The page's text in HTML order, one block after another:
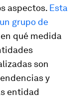
aspectos. Esta
grupo de
qué medida
son
y
entidad